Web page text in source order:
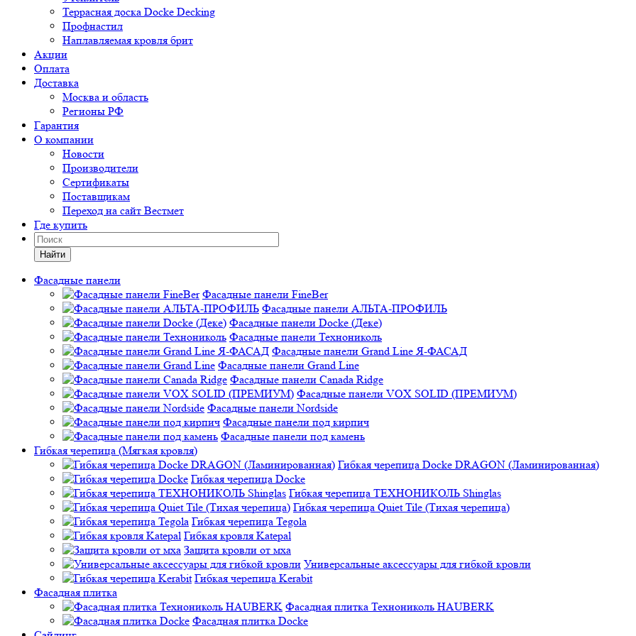
Террасная доска Docke Decking
Профнастил
Наплавляемая кровля брит
Акции
Оплата
Доставка
Москва и область
Регионы РФ
Гарантия
О компании
Новости
Производители
Сертификаты
Поставщикам
Переход на сайт Вестмет
Где купить
Найти
Фасадные панели
Фасадные панели FineBer
Фасадные панели АЛЬТА-ПРОФИЛЬ
Фасадные панели Docke (Деке)
Фасадные панели Технониколь
Фасадные панели Grand Line Я-ФАСАД
Фасадные панели Grand Line
Фасадные панели Canada Ridge
Фасадные панели VOX SOLID (ПРЕМИУМ)
Фасадные панели Nordside
Фасадные панели под кирпич
Фасадные панели под камень
Гибкая черепица (Мягкая кровля)
Гибкая черепица Docke DRAGON (Ламинированная)
Гибкая черепица Docke
Гибкая черепица ТЕХНОНИКОЛЬ Shinglas
Гибкая черепица Quiet Tile (Тихая черепица)
Гибкая черепица Tegola
Гибкая кровля Katepal
Защита кровли от мха
Универсальные аксессуары для гибкой кровли
Гибкая черепица Kerabit
Фасадная плитка
Фасадная плитка Технониколь HAUBERK
Фасадная плитка Docke